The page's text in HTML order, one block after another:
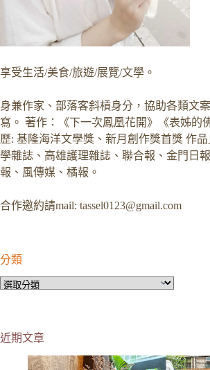
享受生活/美食/旅遊/展覽/文學。
身兼作家、部落客斜槓身分，協助各類文
寫。 著作：《下一次鳳凰花開》《表姊的
歷: 基隆海洋文學獎、新月創作獎首獎 作
學雜誌、高雄護理雜誌、聯合報、金門日
報、風傳媒、橘報。
合作邀約請mail: tassel0123@gmail.com
分類
分
近期文章